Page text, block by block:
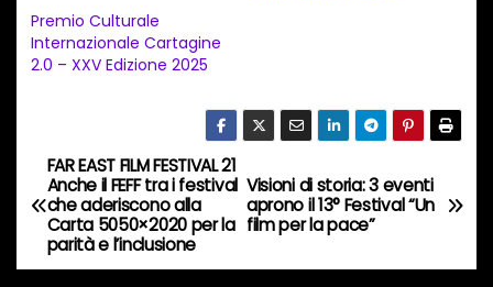
t
o
i
o
r
s
o
Premio Culturale
Internazionale Cartagine
2.0 – XXV Edizione 2025
N
a
v
Visioni di storia: 3 eventi
aprono il 13° Festival “Un
film per la pace”
FAR EAST FILM FESTIVAL 21
Anche il FEFF tra i festival
che aderiscono alla
Carta 5050×2020 per la
parità e l’inclusione